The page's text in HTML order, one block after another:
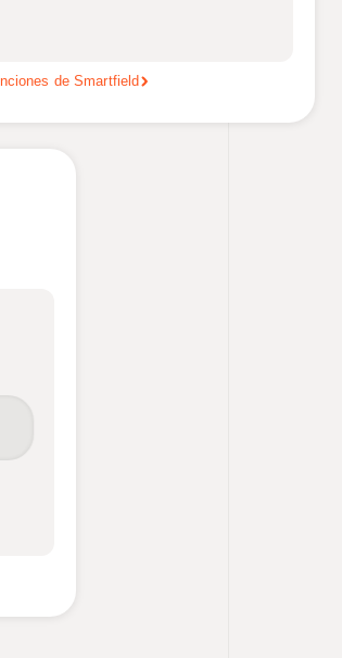
de Smartfield